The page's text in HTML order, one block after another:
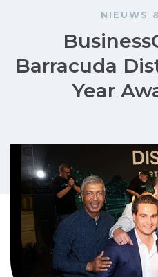
NIEUWS
Barracuda
Year